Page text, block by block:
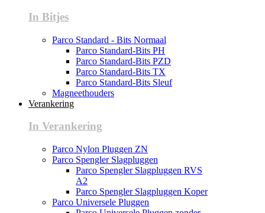
In Bitjes
Parco Standard - Bits Normaal
Parco Standard-Bits PH
Parco Standard-Bits PZD
Parco Standard-Bits TX
Parco Standard-Bits Sleuf
Magneethouders
Verankering
In Verankering
Parco Nylon Pluggen ZN
Parco Spengler Slagpluggen
Parco Spengler Slagpluggen RVS
A2
Parco Spengler Slagpluggen Koper
Parco Universele Pluggen